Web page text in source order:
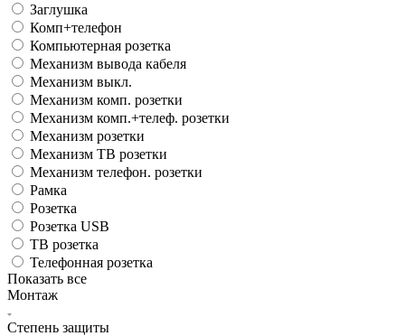
Заглушка
Комп+телефон
Компьютерная розетка
Механизм вывода кабеля
Механизм выкл.
Механизм комп. розетки
Механизм комп.+телеф. розетки
Механизм розетки
Механизм ТВ розетки
Механизм телефон. розетки
Рамка
Розетка
Розетка USB
ТВ розетка
Телефонная розетка
Показать все
Монтаж
Степень защиты